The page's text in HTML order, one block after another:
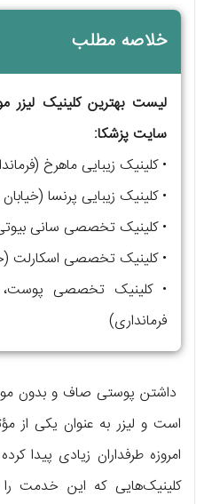
خلاصه مطلب
لیست بهترین کلینیک لیزر
سایت پزشکا:
• کلینیک زیبایی ماهرخ
• کلینیک زیبایی پرنسا
• کلینیک تخصصی سانی
• کلینیک تخصصی اسکارلت
• کلینیک تخصصی پوست،
فرمانداری)
داشتن پوستی صاف و بدون
است و لیزر به عنوان یکی از
امروزه طرفداران زیادی پیدا
کلینیک‌هایی که این خدمت را